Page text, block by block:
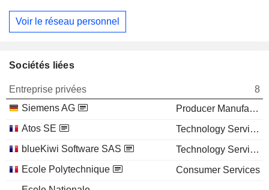
Voir le réseau personnel
Sociétés liées
Entreprise privées
8
Siemens AG
Producer Manufacturing
Atos SE
Technology Services
blueKiwi Software SAS
Technology Services
Ecole Polytechnique
Consumer Services